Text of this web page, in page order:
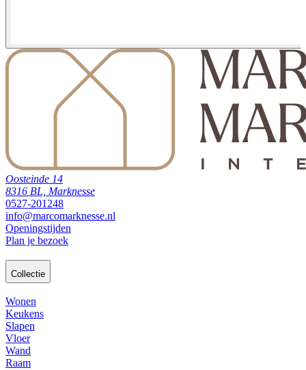
Oosteinde 14
8316 BL, Marknesse
0527-201248
info@marcomarknesse.nl
Openingstijden
Plan je bezoek
Collectie
Wonen
Keukens
Slapen
Vloer
Wand
Raam